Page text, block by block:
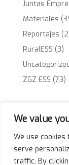
We value
We use cookies
serve
traffic. By
Juntas
Materiales
Reportajes
RuralESS (3)
ZGZ ESS (73)
Qué y